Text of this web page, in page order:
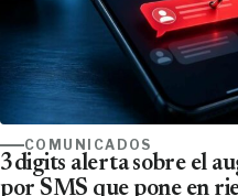
COMUNICADOS
3digits alerta sobre el
por SMS que pone en